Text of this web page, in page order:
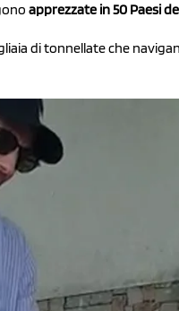
apprezzate in 50 Paesi
di tonnellate che